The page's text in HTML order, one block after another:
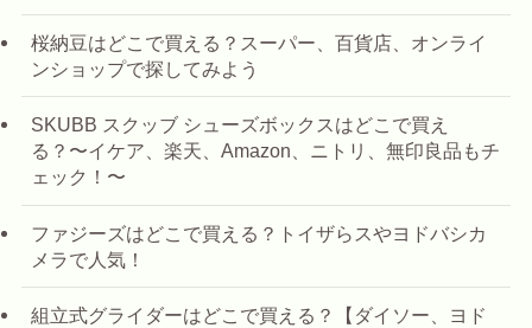
桜納豆はどこで買える？スーパー、百貨店、オンライ
ンショップで探してみよう
SKUBB スクッブ シューズボックスはどこで買え
る？〜イケア、楽天、Amazon、ニトリ、無印良品もチ
ェック！〜
ファジーズはどこで買える？トイザらスやヨドバシカ
メラで人気！
組立式グライダーはどこで買える？【ダイソー、ヨド